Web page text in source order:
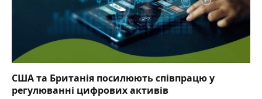
США та Британія посилюють співпрацю у
регулюванні цифрових активів